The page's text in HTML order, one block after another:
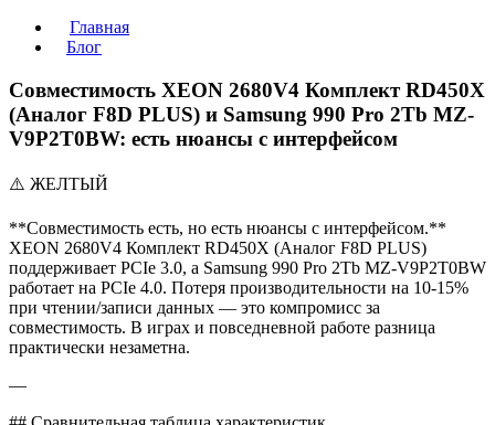
Главная
Блог
Совместимость XEON 2680V4 Комплект RD450X
(Аналог F8D PLUS) и Samsung 990 Pro 2Tb MZ-
V9P2T0BW: есть нюансы с интерфейсом
⚠️ ЖЕЛТЫЙ
**Совместимость есть, но есть нюансы с интерфейсом.**
XEON 2680V4 Комплект RD450X (Аналог F8D PLUS)
поддерживает PCIe 3.0, а Samsung 990 Pro 2Tb MZ-V9P2T0BW
работает на PCIe 4.0. Потеря производительности на 10-15%
при чтении/записи данных — это компромисс за
совместимость. В играх и повседневной работе разница
практически незаметна.
—